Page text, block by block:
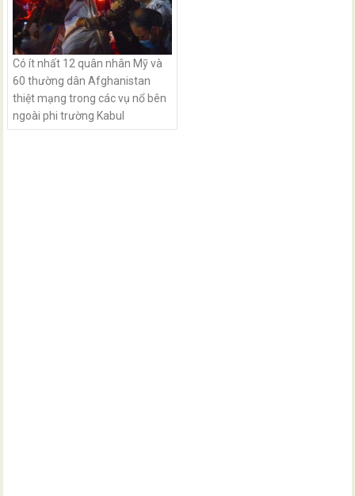
Có ít nhất 12 quân nhân Mỹ và
60 thường dân Afghanistan
thiệt mạng trong các vụ nổ bên
ngoài phi trường Kabul